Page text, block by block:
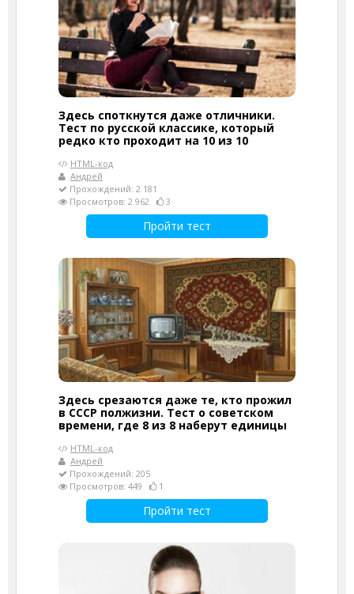
Здесь споткнутся даже отличники.
Тест по русской классике, который
редко кто проходит на 10 из 10
HTML-код
Андрей
Прохождений: 2 181
Просмотров: 2 962
3
Пройти тест
Здесь срезаются даже те, кто прожил
в СССР полжизни. Тест о советском
времени, где 8 из 8 наберут единицы
HTML-код
Андрей
Прохождений: 205
Просмотров: 449
1
Пройти тест